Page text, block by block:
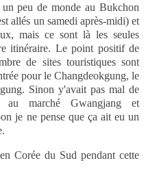
peu de monde au Bukchon
allés un samedi après-midi) et
mais ce sont là les seules
itinéraire. Le point positif de
de sites touristiques sont
pour le Changdeokgung, le
Sinon y'avait pas mal de
au marché Gwangjang et
je ne pense que ça ait eu un
Corée du Sud pendant cette